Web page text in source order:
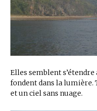
Elles semblent
fondent dans la lumière.
et un ciel sans nuage.